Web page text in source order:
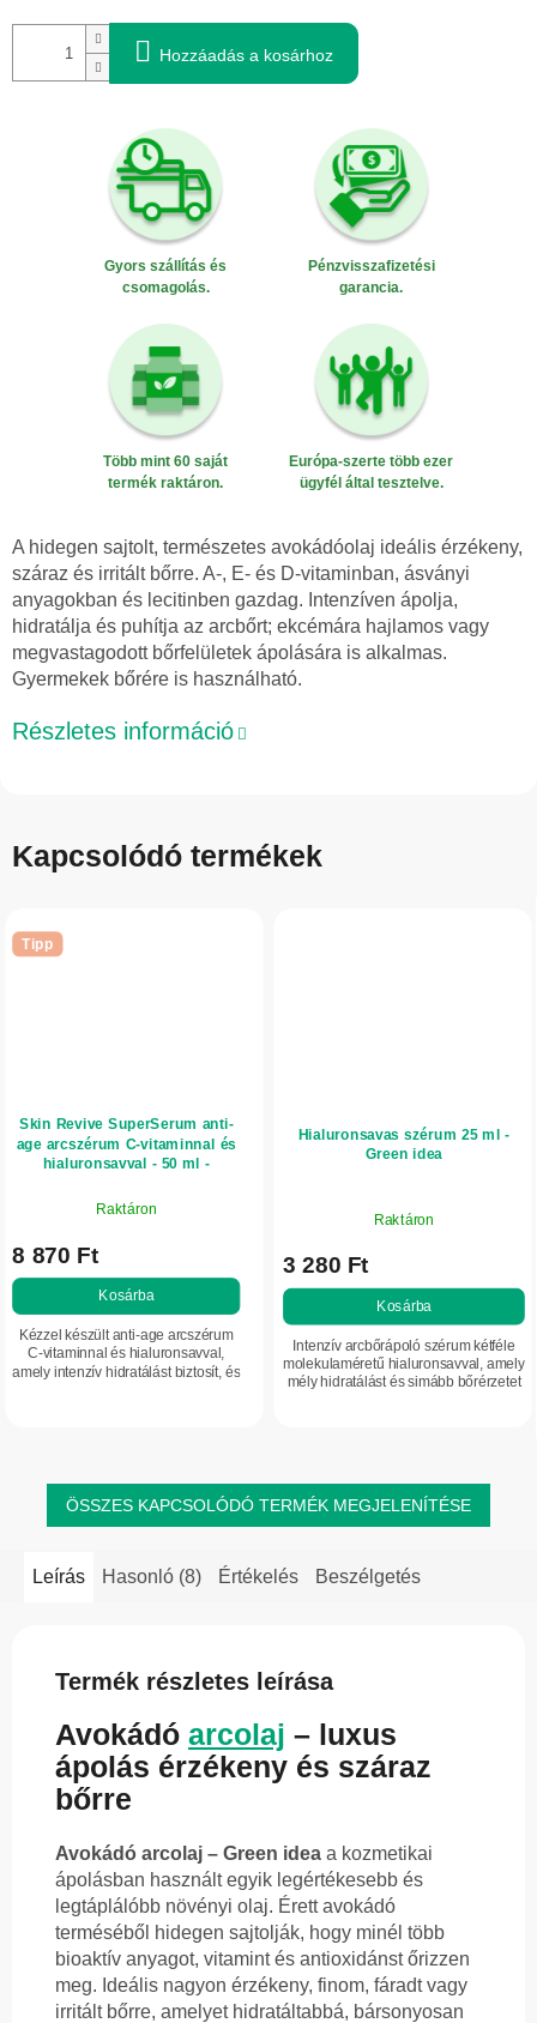
Hozzáadás a kosárhoz
Gyors szállítás és
csomagolás.
Pénzvisszafizetési
garancia.
Több mint 60 saját
termék raktáron.
Európa-szerte több ezer
ügyfél által tesztelve.
A hidegen sajtolt, természetes avokádóolaj ideális érzékeny,
száraz és irritált bőrre. A-, E- és D-vitaminban, ásványi
anyagokban és lecitinben gazdag. Intenzíven ápolja,
hidratálja és puhítja az arcbőrt; ekcémára hajlamos vagy
megvastagodott bőrfelületek ápolására is alkalmas.
Gyermekek bőrére is használható.
Részletes információ
Kapcsolódó termékek
Tipp
Skin Revive SuperSerum anti-
age arcszérum C-vitaminnal és
hialuronsavval - 50 ml -
Raktáron
8 870 Ft
Kosárba
Kézzel készült anti-age arcszérum
C-vitaminnal és hialuronsavval,
amely intenzív hidratálást biztosít, és
Hialuronsavas szérum 25 ml -
Green idea
Raktáron
3 280 Ft
Kosárba
Intenzív arcbőrápoló szérum kétféle
molekulaméretű hialuronsavval, amely
mély hidratálást és simább bőrérzetet
ÖSSZES KAPCSOLÓDÓ TERMÉK MEGJELENÍTÉSE
Leírás Hasonló (8) Értékelés Beszélgetés
Termék részletes leírása
Avokádó arcolaj – luxus
ápolás érzékeny és száraz
bőrre
Avokádó arcolaj – Green idea a kozmetikai
ápolásban használt egyik legértékesebb és
legtáplálóbb növényi olaj. Érett avokádó
terméséből hidegen sajtolják, hogy minél több
bioaktív anyagot, vitamint és antioxidánst őrizzen
meg. Ideális nagyon érzékeny, finom, fáradt vagy
irritált bőrre, amelyet hidratáltabbá, bársonyosan